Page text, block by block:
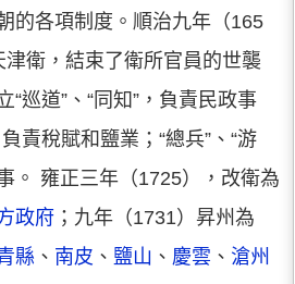
的各項制度。順治九年（165
衛，結束了衛所官員的世襲
巡道”、“同知”，負責民政事
責稅賦和鹽業；“總兵”、“游
。 雍正三年（1725），改衛為
政府 ；九年（1731）昇州為
縣 、 南皮 、 鹽山 、 慶雲 、 滄州